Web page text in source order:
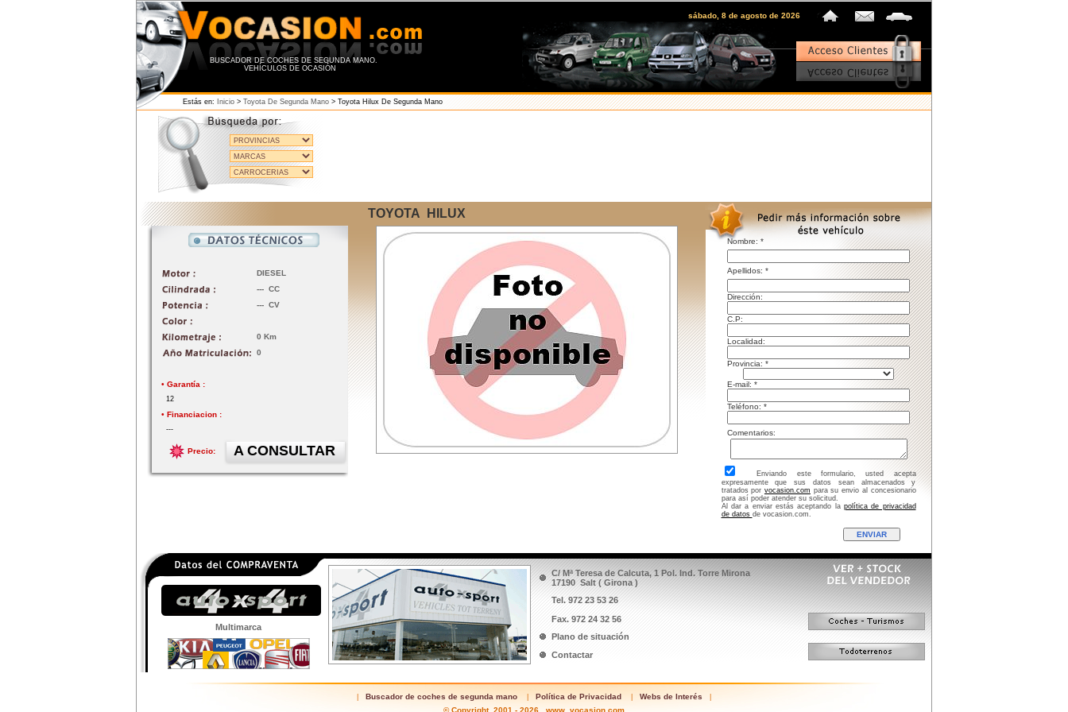
BUSCADOR DE COCHES DE SEGUNDA MANO.
VEHÍCULOS DE OCASIÓN
sábado, 8 de agosto de 2026
Estás en: Inicio > Toyota De Segunda Mano > Toyota Hilux De Segunda Mano
TOYOTA HILUX
Nombre: *
Apellidos: *
Dirección:
C.P:
Localidad:
Provincia: *
E-mail: *
Teléfono: *
Comentarios:
Enviando este formulario, usted acepta
expresamente que sus datos sean almacenados y
tratados por vocasion.com para su envio al concesionario
para así poder atender su solicitud.
Al dar a enviar estás aceptando la política de privacidad
de datos de vocasion.com.
DIESEL
--- CC
--- CV
0 Km
0
• Garantía :
12
• Financiacion :
---
Precio: A CONSULTAR
Multimarca
C/ Mª Teresa de Calcuta, 1 Pol. Ind. Torre Mirona
17190 Salt ( Girona )
Tel. 972 23 53 26
Fax. 972 24 32 56
Plano de situación
Contactar
Buscador de coches de segunda mano Política de Privacidad Webs de Interés
© Copyright 2001 - 2026 www. vocasion .com